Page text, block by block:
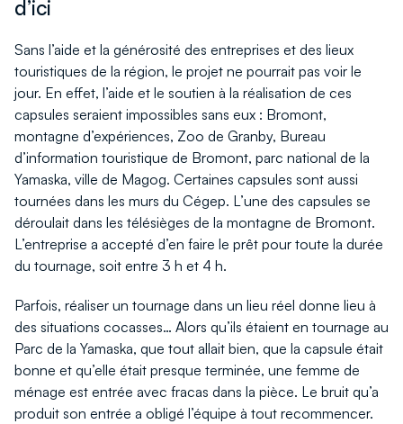
d’ici
Sans l’aide et la générosité des entreprises et des lieux
touristiques de la région, le projet ne pourrait pas voir le
jour. En effet, l’aide et le soutien à la réalisation de ces
capsules seraient impossibles sans eux : Bromont,
montagne d’expériences, Zoo de Granby, Bureau
d’information touristique de Bromont, parc national de la
Yamaska, ville de Magog. Certaines capsules sont aussi
tournées dans les murs du Cégep. L’une des capsules se
déroulait dans les télésièges de la montagne de Bromont.
L’entreprise a accepté d’en faire le prêt pour toute la durée
du tournage, soit entre 3 h et 4 h.
Parfois, réaliser un tournage dans un lieu réel donne lieu à
des situations cocasses… Alors qu’ils étaient en tournage au
Parc de la Yamaska, que tout allait bien, que la capsule était
bonne et qu’elle était presque terminée, une femme de
ménage est entrée avec fracas dans la pièce. Le bruit qu’a
produit son entrée a obligé l’équipe à tout recommencer.